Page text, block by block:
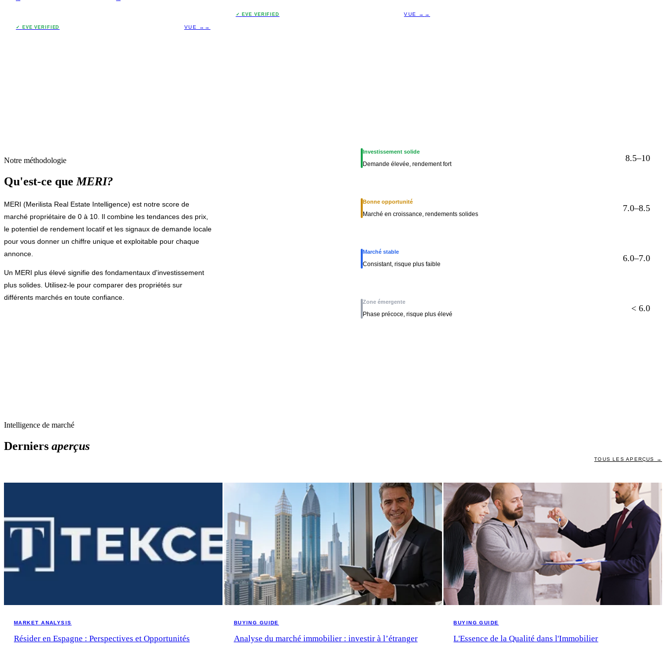
✓ EVE VERIFIED VUE → →
✓ EVE VERIFIED VUE → →
Notre méthodologie
Qu'est-ce que MERI?
MERI (Merilista Real Estate Intelligence) est notre score de
marché propriétaire de 0 à 10. Il combine les tendances des prix,
le potentiel de rendement locatif et les signaux de demande locale
pour vous donner un chiffre unique et exploitable pour chaque
annonce.
Un MERI plus élevé signifie des fondamentaux d'investissement
plus solides. Utilisez-le pour comparer des propriétés sur
différents marchés en toute confiance.
Investissement solide
Demande élevée, rendement fort
8.5–10
Bonne opportunité
Marché en croissance, rendements solides
7.0–8.5
Marché stable
Consistant, risque plus faible
6.0–7.0
Zone émergente
Phase précoce, risque plus élevé
< 6.0
Intelligence de marché
Derniers aperçus
TOUS LES APERÇUS →
MARKET ANALYSIS
Résider en Espagne : Perspectives et Opportunités
BUYING GUIDE
Analyse du marché immobilier : investir à l’étranger
BUYING GUIDE
L'Essence de la Qualité dans l'Immobilier